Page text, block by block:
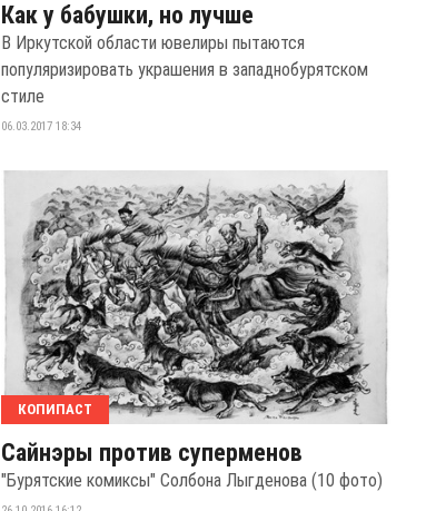
Как у бабушки, но лучше
В Иркутской области ювелиры пытаются
популяризировать украшения в западнобурятском
стиле
06.03.2017 18:34
КОПИПАСТ
Сайнэры против суперменов
"Бурятские комиксы" Солбона Лыгденова (10 фото)